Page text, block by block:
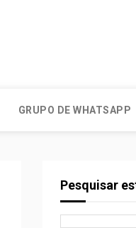
GRUPO DE WHATSAPP
Pesquisar